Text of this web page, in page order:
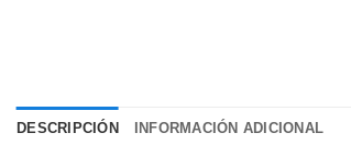
DESCRIPCIÓN INFORMACIÓN ADICIONAL